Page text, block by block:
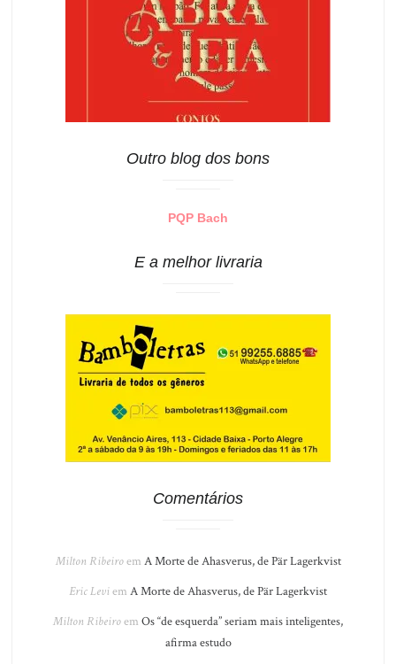
Outro blog dos bons
PQP Bach
E a melhor livraria
Comentários
Milton Ribeiroem A Morte de Ahasverus, de Pär Lagerkvist
Eric Leviem A Morte de Ahasverus, de Pär Lagerkvist
Milton Ribeiroem Os “de esquerda” seriam mais inteligentes,
afirma estudo